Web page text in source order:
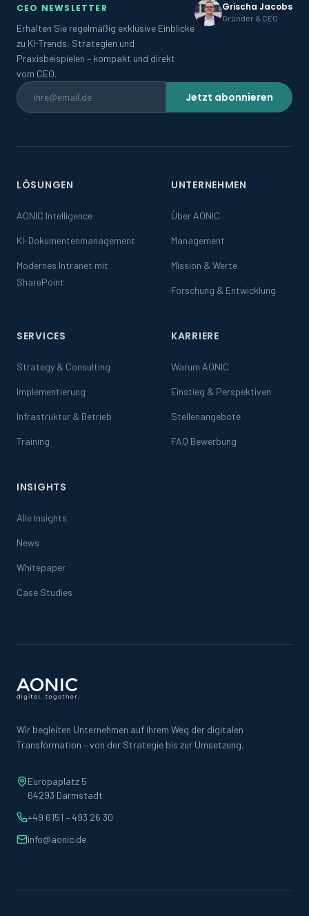
CEO NEWSLETTER
Erhalten Sie regelmäßig exklusive Einblicke
zu KI-Trends, Strategien und
Praxisbeispielen – kompakt und direkt
vom CEO.
Grischa Jacobs
Gründer & CEO
Jetzt abonnieren
LÖSUNGEN
AONIC Intelligence
KI-Dokumentenmanagement
Modernes Intranet mit
SharePoint
UNTERNEHMEN
Über AONIC
Management
Mission & Werte
Forschung & Entwicklung
SERVICES
Strategy & Consulting
Implementierung
Infrastruktur & Betrieb
Training
KARRIERE
Warum AONIC
Einstieg & Perspektiven
Stellenangebote
FAQ Bewerbung
INSIGHTS
Alle Insights
News
Whitepaper
Case Studies
Wir begleiten Unternehmen auf ihrem Weg der digitalen
Transformation – von der Strategie bis zur Umsetzung.
Europaplatz 5
64293 Darmstadt
+49 6151 – 493 26 30
info@aonic.de